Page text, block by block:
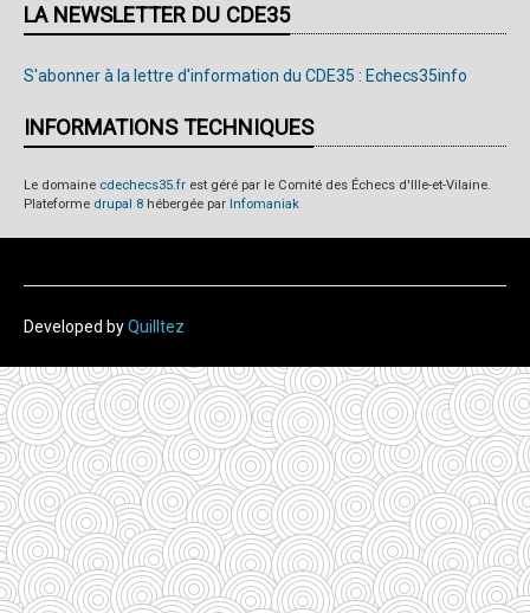
LA NEWSLETTER DU CDE35
S'abonner à la lettre d'information du CDE35 : Echecs35info
INFORMATIONS TECHNIQUES
Le domaine cdechecs35.fr est géré par le Comité des Échecs d'Ille-et-Vilaine.
Plateforme drupal 8 hébergée par Infomaniak
Developed byQuilltez